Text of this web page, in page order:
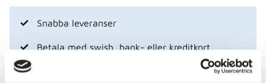
Snabba leveranser
Betala med swish, bank- eller kreditkort
Företag och föreningar - betala mot faktura